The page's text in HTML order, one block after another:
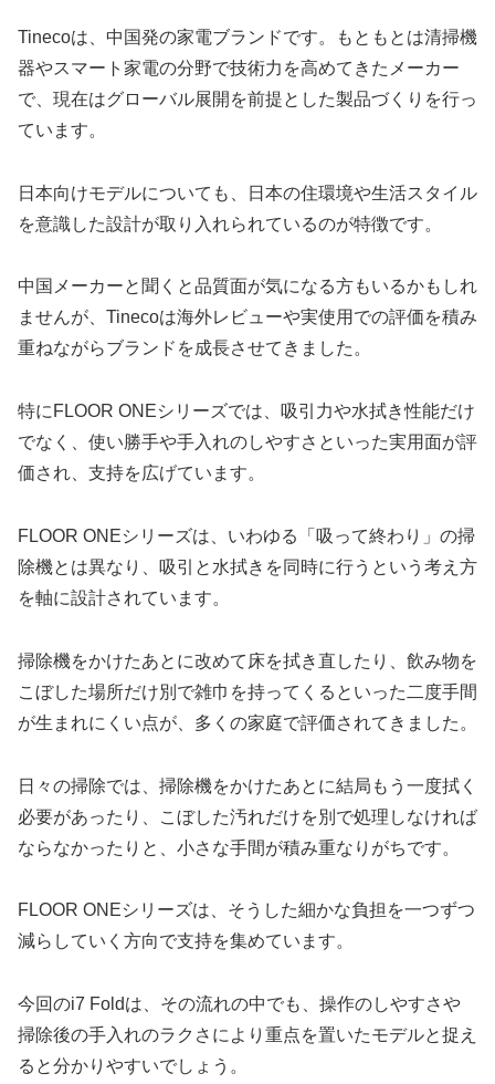
Tinecoは、中国発の家電ブランドです。もともとは清掃機
器やスマート家電の分野で技術力を高めてきたメーカー
で、現在はグローバル展開を前提とした製品づくりを行っ
ています。
日本向けモデルについても、日本の住環境や生活スタイル
を意識した設計が取り入れられているのが特徴です。
中国メーカーと聞くと品質面が気になる方もいるかもしれ
ませんが、Tinecoは海外レビューや実使用での評価を積み
重ねながらブランドを成長させてきました。
特にFLOOR ONEシリーズでは、吸引力や水拭き性能だけ
でなく、使い勝手や手入れのしやすさといった実用面が評
価され、支持を広げています。
FLOOR ONEシリーズは、いわゆる「吸って終わり」の掃
除機とは異なり、吸引と水拭きを同時に行うという考え方
を軸に設計されています。
掃除機をかけたあとに改めて床を拭き直したり、飲み物を
こぼした場所だけ別で雑巾を持ってくるといった二度手間
が生まれにくい点が、多くの家庭で評価されてきました。
日々の掃除では、掃除機をかけたあとに結局もう一度拭く
必要があったり、こぼした汚れだけを別で処理しなければ
ならなかったりと、小さな手間が積み重なりがちです。
FLOOR ONEシリーズは、そうした細かな負担を一つずつ
減らしていく方向で支持を集めています。
今回のi7 Foldは、その流れの中でも、操作のしやすさや
掃除後の手入れのラクさにより重点を置いたモデルと捉え
ると分かりやすいでしょう。